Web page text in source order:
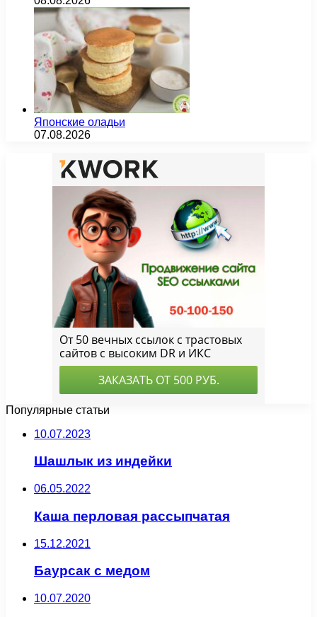
Японские оладьи
07.08.2026
Популярные статьи
10.07.2023
Шашлык из индейки
06.05.2022
Каша перловая рассыпчатая
15.12.2021
Баурсак с медом
10.07.2020